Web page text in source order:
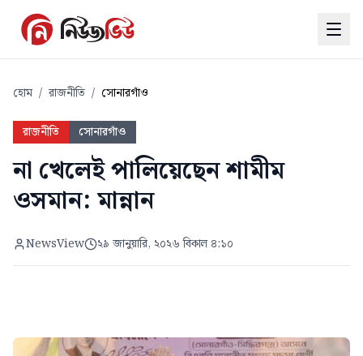
হোম / রাজনীতি / সোনারগাঁও
রাজনীতি সোনারগাঁও
না খেলেই পালিয়েছেন শামীম
ওসমান: মান্নান
NewsView ২৯ জানুয়ারি, ২০২৬ বিকাল ৪:১০